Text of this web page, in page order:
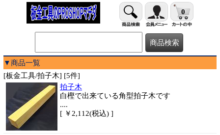
0
▼商品一覧
[板金工具/拍子木] [5件]
拍子木
白樫で出来ている角型拍子木です
....
[ ￥2,112(税込) ]